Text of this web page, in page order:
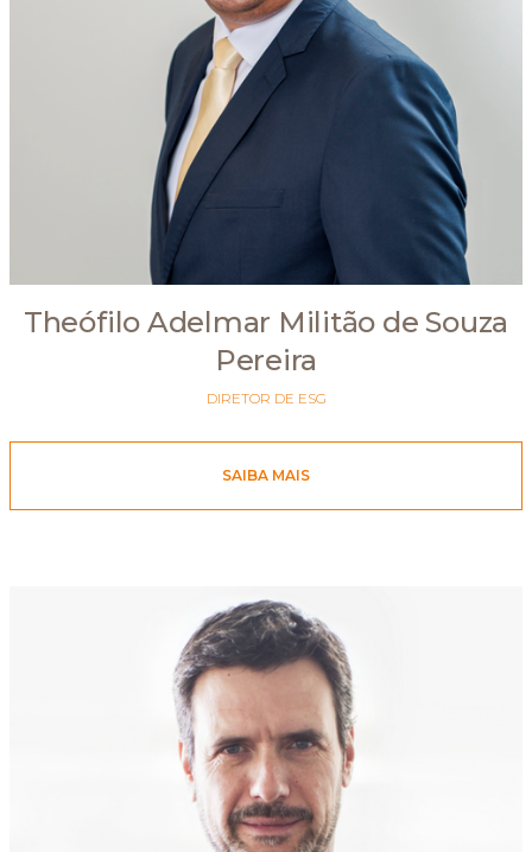
Theófilo Adelmar Militão de Souza
Pereira
DIRETOR DE ESG
SAIBA MAIS